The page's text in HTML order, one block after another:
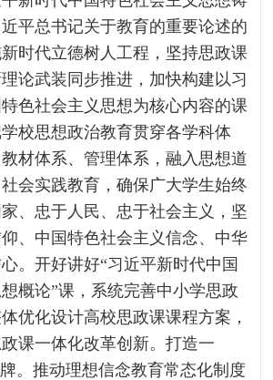
平总书记关于教育的重要论述的
时代立德树人工程，坚持思政课
论武装同步推进，加快构建以习
色社会主义思想为核心内容的课
校思想政治教育贯穿各学科体
材体系、管理体系，融入思想道
会实践教育，确保广大学生始终
、忠于人民、忠于社会主义，坚
、中国特色社会主义信念、中华
。开好讲好“习近平新时代中国
概论”课，系统完善中小学思政
优化设计高校思政课课程方案，
课一体化改革创新。打造一
。推动理想信念教育常态化制度